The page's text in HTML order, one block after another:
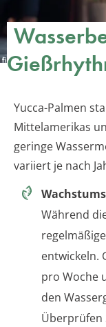
Yucca-Palmen
Mittelamerikas
geringe
variiert je nach
Während
entwickeln.
pro Woche
den
Überprüfen